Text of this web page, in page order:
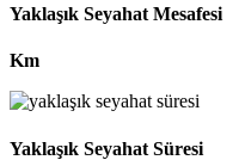
Yaklaşık Seyahat Mesafesi
Km
Yaklaşık Seyahat Süresi